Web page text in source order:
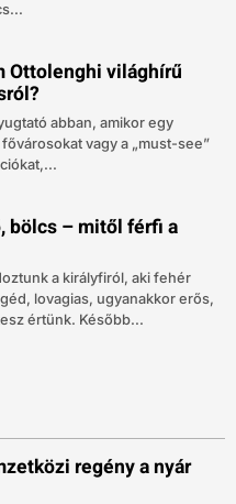
Ottolenghi világhírű
abban, amikor egy
vagy a „must-see”
bölcs – mitől férfi a
a királyfiról, aki fehér
lovagias, ugyanakkor erős,
értünk. Később...
regény a nyár